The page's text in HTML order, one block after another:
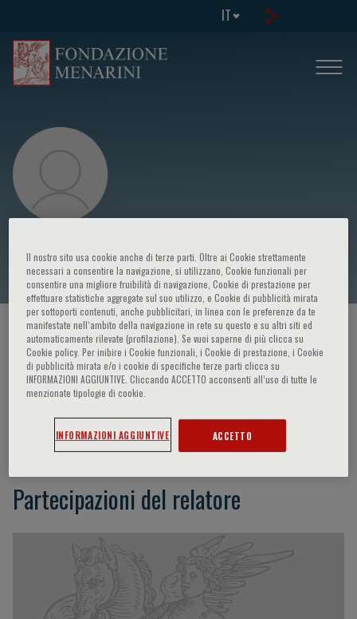
IT
Quan-Yang Duh
HOME PAGE / CORSI ED EVENTI / RELATORE
Quan-Yang Duh
Partecipazioni del relatore
Il nostro sito usa cookie anche di terze parti. Oltre ai Cookie strettamente
necessari a consentire la navigazione, si utilizzano, Cookie funzionali per
consentire una migliore fruibilità di navigazione, Cookie di prestazione per
effettuare statistiche aggregate sul suo utilizzo, e Cookie di pubblicità mirata
per sottoporti contenuti, anche pubblicitari, in linea con le preferenze da te
manifestate nell‘ambito della navigazione in rete su questo e su altri siti ed
automaticamente rilevate (profilazione). Se vuoi saperne di più clicca su
Cookie policy. Per inibire i Cookie funzionali, i Cookie di prestazione, i Cookie
di pubblicità mirata e/o i cookie di specifiche terze parti clicca su
INFORMAZIONI AGGIUNTIVE. Cliccando ACCETTO acconsenti all’uso di tutte le
menzionate tipologie di cookie.
INFORMAZIONI AGGIUNTIVE ACCETTO